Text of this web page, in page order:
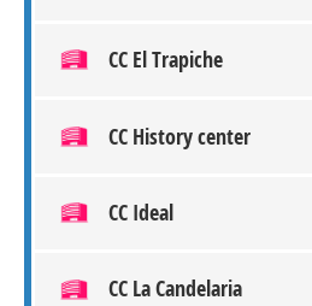
CC El Trapiche
CC History center
CC Ideal
CC La Candelaria